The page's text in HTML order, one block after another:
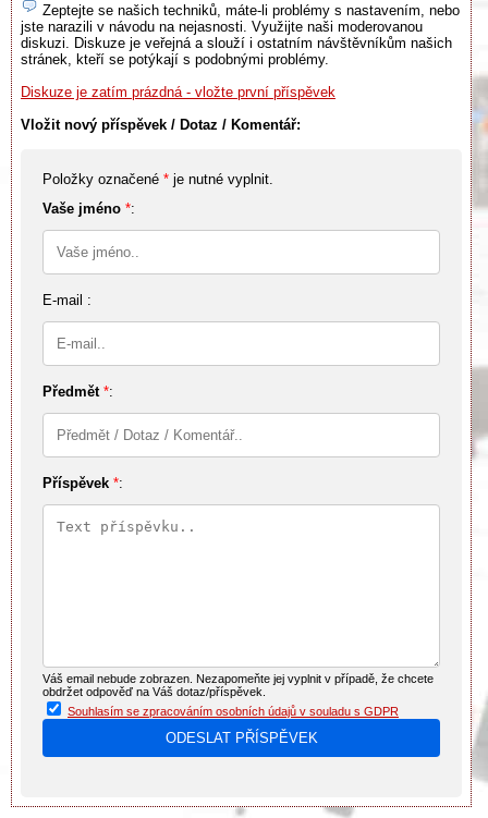
Zeptejte se našich techniků, máte-li problémy s nastavením, nebo
jste narazili v návodu na nejasnosti. Využijte naši moderovanou
diskuzi. Diskuze je veřejná a slouží i ostatním návštěvníkům našich
stránek, kteří se potýkají s podobnými problémy.
Diskuze je zatím prázdná - vložte první příspěvek
Vložit nový příspěvek / Dotaz / Komentář:
Položky označené * je nutné vyplnit.
Vaše jméno *:
E-mail :
Předmět *:
Příspěvek *:
Váš email nebude zobrazen. Nezapomeňte jej vyplnit v případě, že chcete
obdržet odpověď na Váš dotaz/příspěvek.
Souhlasím se zpracováním osobních údajů v souladu s GDPR